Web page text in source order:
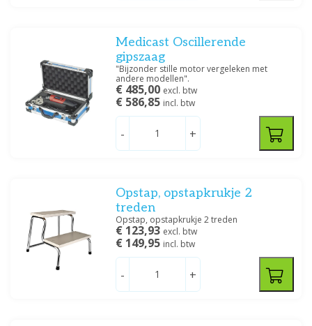
Medicast Oscillerende
gipszaag
"Bijzonder stille motor vergeleken met
andere modellen".
€ 485,00 excl. btw
€ 586,85 incl. btw
- +
Opstap, opstapkrukje 2
treden
Opstap, opstapkrukje 2 treden
€ 123,93 excl. btw
€ 149,95 incl. btw
- +